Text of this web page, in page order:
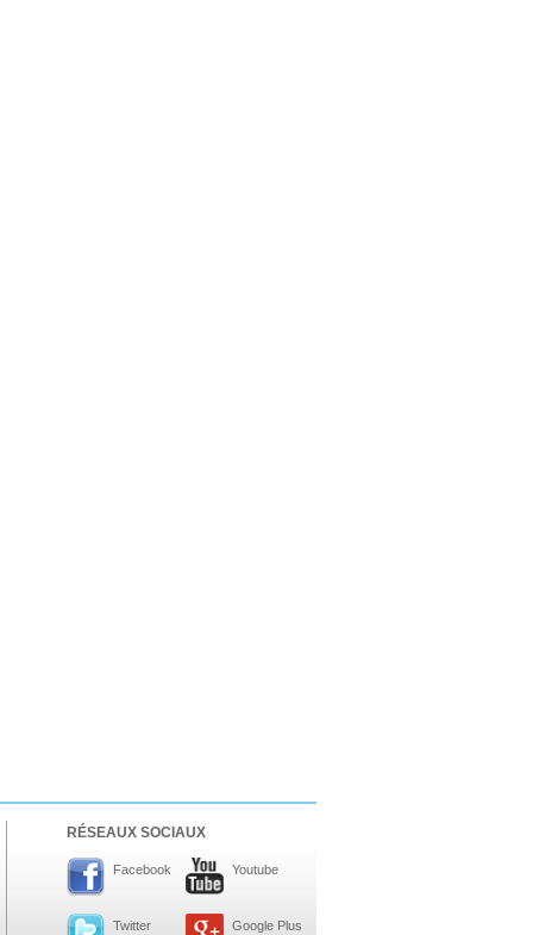
RÉSEAUX SOCIAUX
Facebook Youtube
Twitter Google Plus